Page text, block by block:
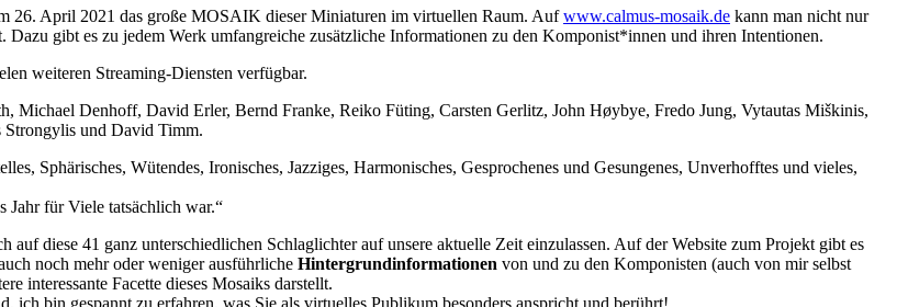
26. April 2021 das große MOSAIK dieser Miniaturen im virtuellen Raum. Aufwww.calmus-mosaik.de kann man nicht nur
gibt es zu jedem Werk umfangreiche zusätzliche Informationen zu den Komponist*innen und ihren Intentionen.
weiteren Streaming-Diensten verfügbar.
Michael Denhoff, David Erler, Bernd Franke, Reiko Füting, Carsten Gerlitz, John Høybye, Fredo Jung, Vytautas Miškinis,
Strongylis und David Timm.
Sphärisches, Wütendes, Ironisches, Jazziges, Harmonisches, Gesprochenes und Gesungenes, Unverhofftes und vieles,
Jahr für Viele tatsächlich war.“
auf diese 41 ganz unterschiedlichen Schlaglichter auf unsere aktuelle Zeit einzulassen. Auf der Website zum Projekt gibt es
noch mehr oder weniger ausführliche Hintergrundinformationen von und zu den Komponisten (auch von mir selbst
interessante Facette dieses Mosaiks darstellt.